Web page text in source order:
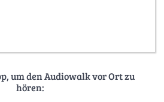
um den Audiowalk vor Ort zu
hören: